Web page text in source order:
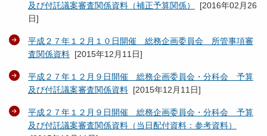
及び付託議案審査関係資料（補正予算関係）
[2016年02月26
日]
平成２７年１２月１０日開催 総務企画委員会 所管事項審
査関係資料 [2015年12月11日]
平成２７年１２月９日開催 総務企画委員会・分科会 予算
及び付託議案審査関係資料 [2015年12月11日]
平成２７年１２月９日開催 総務企画委員会・分科会 予算
及び付託議案審査関係資料（当日配付資料：参考資料）